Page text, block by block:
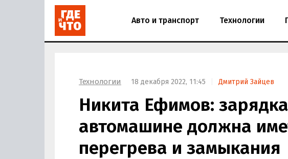
Авто и транспорт Технологии
Технологии 18 декабря 2022, 11:45 Дмитрий Зайцев
Никита Ефимов:
автомашине должна
перегрева и замыкания